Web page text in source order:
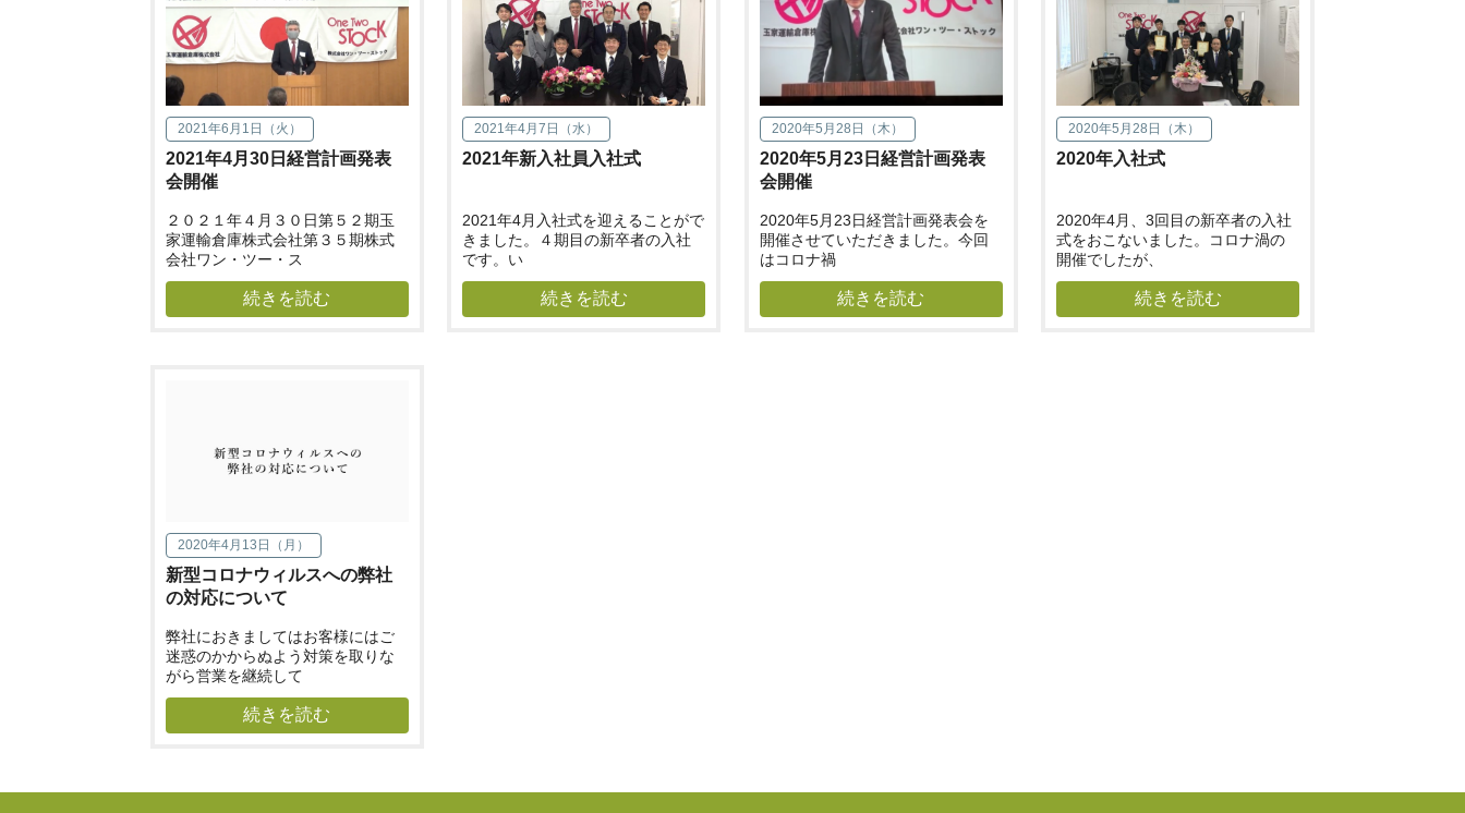
2021年6月1日（火）
2021年4月30日経営計画発表
会開催
２０２１年４月３０日第５２期玉
家運輸倉庫株式会社第３５期株式
会社ワン・ツー・ス
続きを読む
2021年4月7日（水）
2021年新入社員入社式
2021年4月入社式を迎えることがで
きました。４期目の新卒者の入社
です。い
続きを読む
2020年5月28日（木）
2020年5月23日経営計画発表
会開催
2020年5月23日経営計画発表会を
開催させていただきました。今回
はコロナ禍
続きを読む
2020年5月28日（木）
2020年入社式
2020年4月、3回目の新卒者の入社
式をおこないました。コロナ渦の
開催でしたが、
続きを読む
2020年4月13日（月）
新型コロナウィルスへの弊社
の対応について
弊社におきましてはお客様にはご
迷惑のかからぬよう対策を取りな
がら営業を継続して
続きを読む